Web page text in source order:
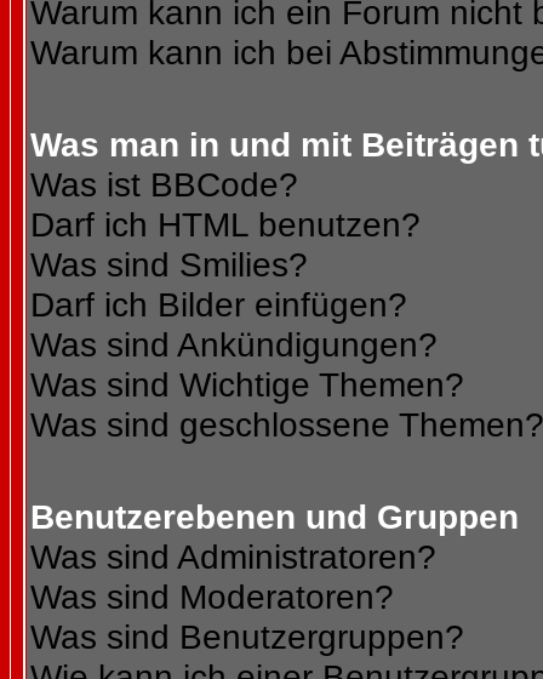
Warum kann ich ein Forum nicht
Warum kann ich bei
Was man in und mit Beiträgen
Was ist BBCode?
Darf ich HTML benutzen?
Was sind Smilies?
Darf ich Bilder einfügen?
Was sind Ankündigungen?
Was sind Wichtige Themen?
Was sind geschlossene Themen?
Benutzerebenen und Gruppen
Was sind Administratoren?
Was sind Moderatoren?
Was sind Benutzergruppen?